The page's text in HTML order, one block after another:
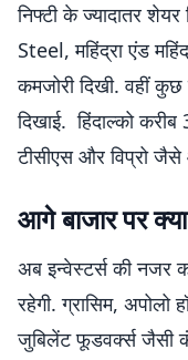
निफ्टी के ज्यादातर
Steel, महिंद्रा एंड
कमजोरी दिखी. वहीं कुछ
दिखाई. हिंदाल्को
टीसीएस और विप्रो
आगे बाजार पर
अब इन्वेस्टर्स की नजर
रहेगी. ग्रासिम,
जुबिलेंट फूडवर्क्स जैसी